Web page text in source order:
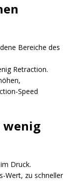
Bereiche des
Retraction.
Speed
wenig
Druck.
Wert, zu schneller